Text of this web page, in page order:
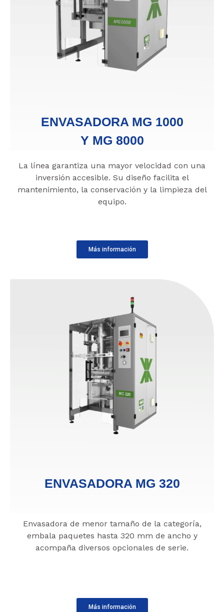
ENVASADORA MG 1000
Y MG 8000
La línea garantiza una mayor velocidad con una
inversión accesible. Su diseño facilita el
mantenimiento, la conservación y la limpieza del
equipo.
Más información
ENVASADORA MG 320
Envasadora de menor tamaño de la categoría,
embala paquetes hasta 320 mm de ancho y
acompaña diversos opcionales de serie.
Más información